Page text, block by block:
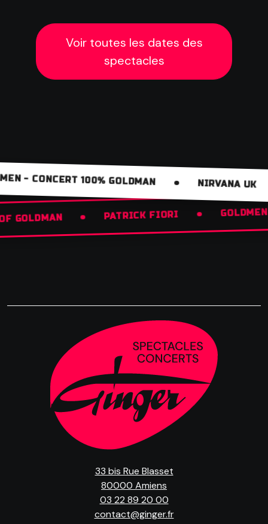
Voir toutes les dates des
spectacles
- CONCERT 100% GOLDMAN NIRVANA UK
GOLDMAN PATRICK FIORI
33 bis Rue Blasset
80000 Amiens
03 22 89 20 00
contact@ginger.fr